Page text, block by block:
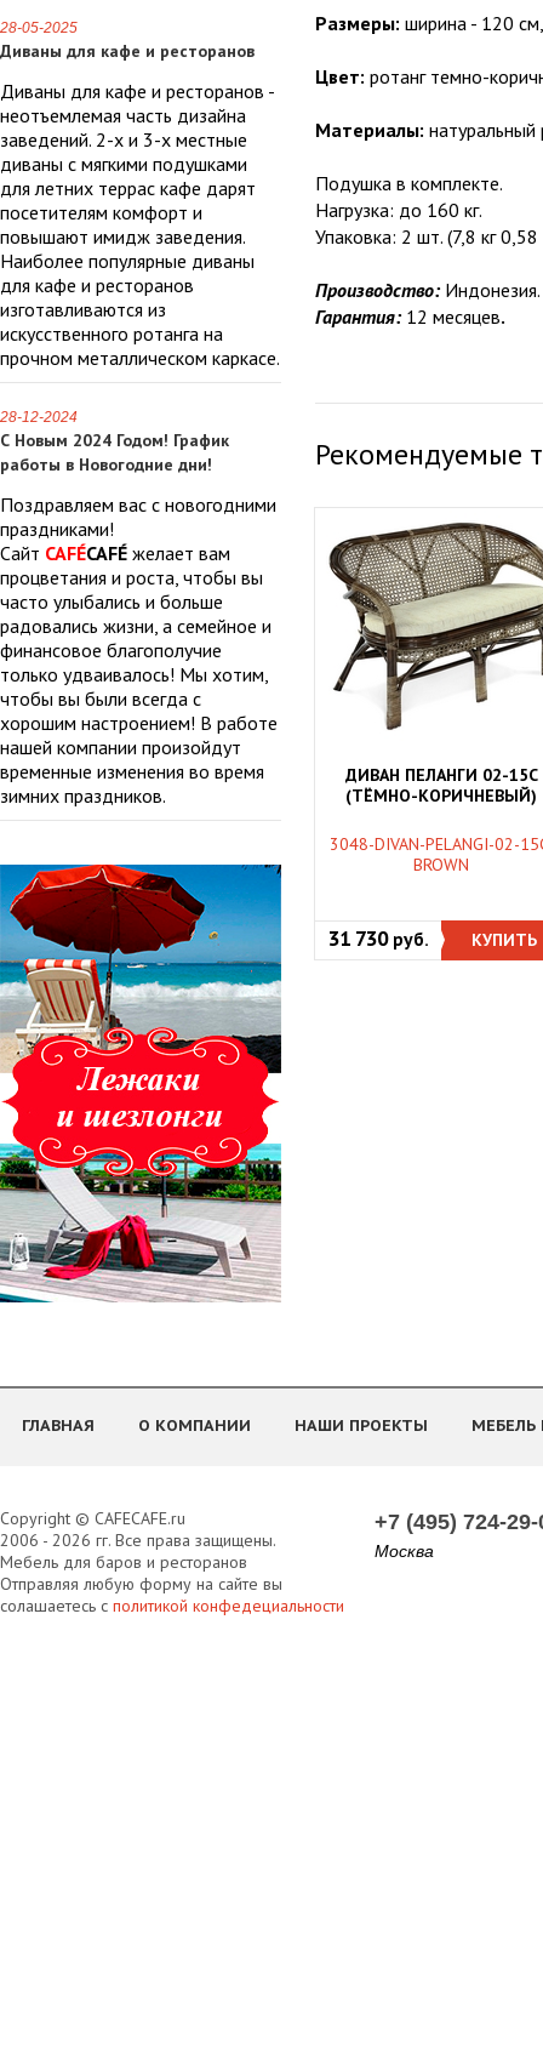
28-05-2025
Диваны для кафе и ресторанов
Диваны для кафе и ресторанов -
неотъемлемая часть дизайна
заведений. 2-х и 3-х местные
диваны с мягкими подушками
для летних террас кафе дарят
посетителям комфорт и
повышают имидж заведения.
Наиболее популярные диваны
для кафе и ресторанов
изготавливаются из
искусственного ротанга на
прочном металлическом каркасе.
28-12-2024
С Новым 2024 Годом! График
работы в Новогодние дни!
Поздравляем вас с новогодними
праздниками!
Сайт CAFÉCAFÉ желает вам
процветания и роста, чтобы вы
часто улыбались и больше
радовались жизни, а семейное и
финансовое благополучие
только удваивалось! Мы хотим,
чтобы вы были всегда с
хорошим настроением! В работе
нашей компании произойдут
временные изменения во время
зимних праздников.
Размеры: ширина - 120
Цвет: ротанг темно-
Материалы: натуральный
Подушка в комплекте.
Нагрузка: до 160 кг.
Упаковка: 2 шт. (7,8 кг
Производство:Индонезия.
Гарантия:12 месяцев.
Рекомендуемые
ДИВАН ПЕЛАНГИ 02-15C
(ТЁМНО-КОРИЧНЕВЫЙ)
3048-DIVAN-PELANGI-02-
BROWN
31 730 руб. КУПИТЬ
ГЛАВНАЯ О КОМПАНИИ НАШИ ПРОЕКТЫ
Copyright © CAFECAFE.ru
2006 - 2026 гг. Все права защищены.
Мебель для баров и ресторанов
Отправляя любую форму на сайте вы
солашаетесь с политикой конфедециальности
+7 (495) 724-29-
Москва